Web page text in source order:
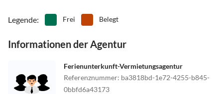
Legende: Frei Belegt
Informationen der Agentur
Ferienunterkunft-Vermietungsagentur
Referenznummer: ba3818bd-1e72-4255-b845-
0bbfd6a43173